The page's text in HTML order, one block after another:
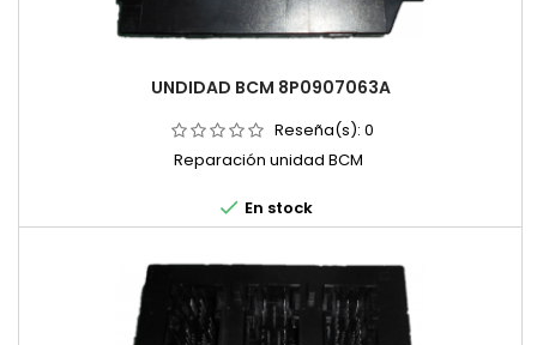
UNDIDAD BCM 8P0907063A
Reseña(s): 0
Reparación unidad BCM
 En stock